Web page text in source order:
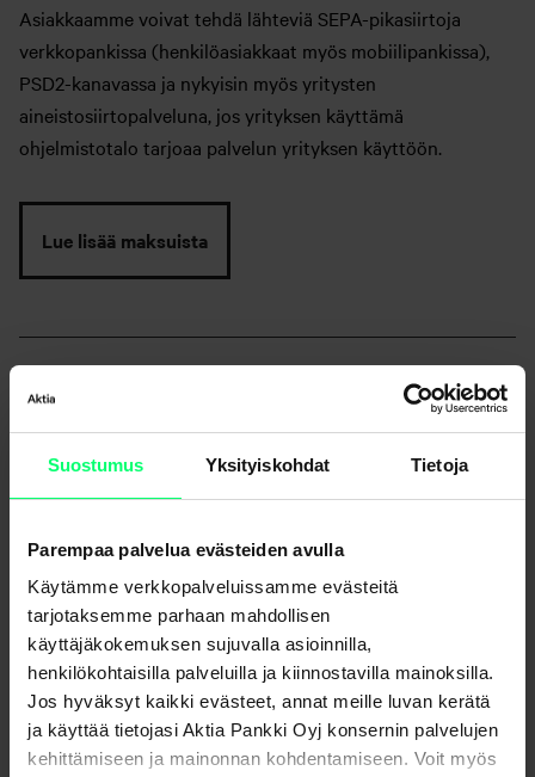
Suostumus Yksityiskohdat Tietoja
Parempaa palvelua evästeiden avulla
Käytämme verkkopalveluissamme evästeitä
tarjotaksemme parhaan mahdollisen
käyttäjäkokemuksen sujuvalla asioinnilla,
henkilökohtaisilla palveluilla ja kiinnostavilla mainoksilla.
Jos hyväksyt kaikki evästeet, annat meille luvan kerätä
ja käyttää tietojasi Aktia Pankki Oyj konsernin palvelujen
kehittämiseen ja mainonnan kohdentamiseen. Voit myös
Asiakkaamme voivat tehdä lähteviä SEPA-pikasiirtoja
verkkopankissa (henkilöasiakkaat myös mobiilipankissa),
PSD2-kanavassa ja nykyisin myös yritysten
aineistosiirtopalveluna, jos yrityksen käyttämä
ohjelmistotalo tarjoaa palvelun yrityksen käyttöön.
Lue lisää maksuista
Uutisarkisto
Jaa